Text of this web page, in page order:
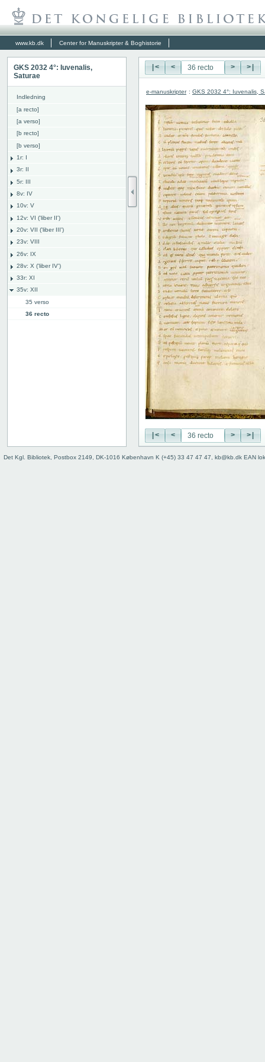
www.kb.dk Center for Manuskripter & Boghistorie
GKS 2032 4°: Iuvenalis,
Saturae
Indledning
[a recto]
[a verso]
[b recto]
[b verso]
1r: I
3r: II
5r: III
8v: IV
10v: V
12v: VI ('liber II')
20v: VII ('liber III')
23v: VIII
26v: IX
28v: X ('liber IV')
33r: XI
35v: XII
35 verso
36 recto
|< < > >|
e-manuskripter : GKS 2032 4°: Iuvenalis,
|< < > >|
Det Kgl. Bibliotek, Postbox 2149, DK-1016 København K (+45) 33 47 47 47, kb@kb.dk EAN